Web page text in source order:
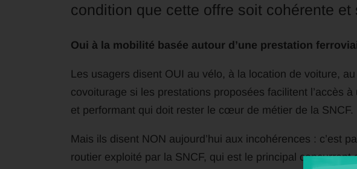
condition que cette offre soit cohérente et
Oui à la mobilité basée autour d’une prestation
Les usagers disent OUI au vélo, à la location de voiture, au
covoiturage si les prestations proposées facilitent l’accès
et performant qui doit rester le cœur de métier de la SNCF.
Mais ils disent NON aujourd’hui aux incohérences : c’est
routier exploité par la SNCF, qui est le principal concurrent